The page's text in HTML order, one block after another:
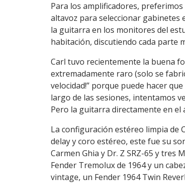
Para los amplificadores,
altavoz para seleccionar gabinetes
la guitarra en los monitores del
habitación, discutiendo cada parte
Carl tuvo recientemente la buena
extremadamente raro (solo se
velocidad!” porque puede hacer
largo de las sesiones, intentamos
Pero la guitarra directamente en el
La configuración estéreo limpia de
delay y coro estéreo, este fue su
Carmen Ghia y Dr. Z SRZ-65 y tres
Fender Tremolux de 1964 y un
vintage, un Fender 1964 Twin